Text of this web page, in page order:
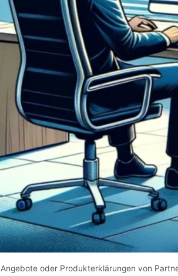
Angebote oder Produkterklärungen von